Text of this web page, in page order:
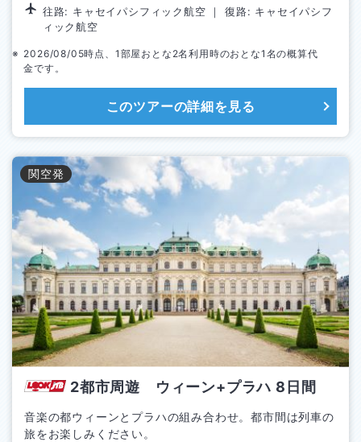
往路: キャセイパシフィック航空 ｜ 復路: キャセイパシフ
ィック航空
2026/08/05時点、1部屋おとな 2名利用時のおとな1名の概算代
金です。
このツアーの詳細を見る
2都市周遊 ウィーン+プラハ 8 日間
音楽の都ウィーンとプラハの組み合わせ。都市間は列車の
旅をお楽しみください。
関空発